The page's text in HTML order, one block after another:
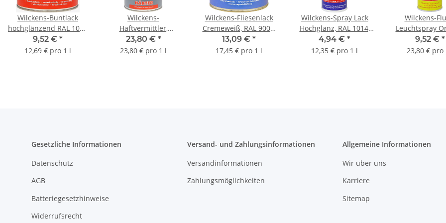
Wilckens-Buntlack
hochglänzend RAL 1021
Rapsgelb 0,75 l
9,52 € *
12,69 € pro 1 l
Wilckens-
Haftvermittler,
Transparent, 1 l
23,80 € *
23,80 € pro 1 l
Wilckens-Fliesenlack
Cremeweiß, RAL 9001,
glänzend, 0,75 l
13,09 € *
17,45 € pro 1 l
Wilckens-Spray Lack
Hochglanz, RAL 1014,
Elfenbein, 0,4 l
4,94 € *
12,35 € pro 1 l
Wilckens-
Leuchtspray
0,4 l
9,52 € *
23,80 € pro
Gesetzliche Informationen
Datenschutz
AGB
Batteriegesetzhinweise
Widerrufsrecht
Versand- und Zahlungsinformationen
Versandinformationen
Zahlungsmöglichkeiten
Allgemeine Informationen
Wir über uns
Karriere
Sitemap